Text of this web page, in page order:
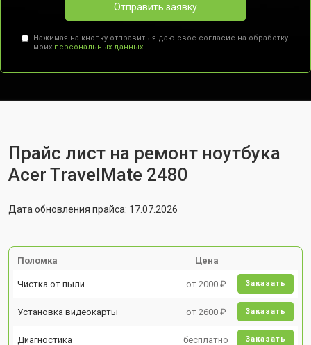
Отправить заявку
Нажимая на кнопку отправить я даю свое согласие на обработку
моих персональных данных.
Прайс лист на ремонт ноутбука
Acer TravelMate 2480
Дата обновления прайса: 17.07.2026
Поломка Цена
Чистка от пыли от 2000 ₽ Заказать
Установка видеокарты от 2600 ₽ Заказать
Диагностика бесплатно Заказать